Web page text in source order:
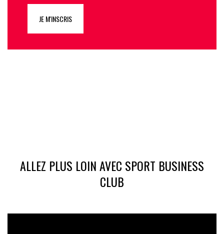
JE M'INSCRIS
ALLEZ PLUS LOIN AVEC SPORT BUSINESS
CLUB